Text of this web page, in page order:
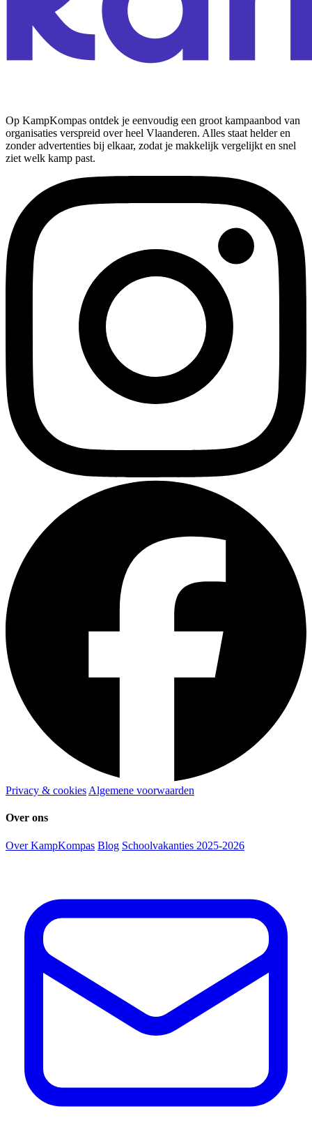
Op KampKompas ontdek je eenvoudig een groot kampaanbod van
organisaties verspreid over heel Vlaanderen. Alles staat helder en
zonder advertenties bij elkaar, zodat je makkelijk vergelijkt en snel
ziet welk kamp past.
Privacy & cookies Algemene voorwaarden
Over ons
Over KampKompas Blog Schoolvakanties 2025-2026